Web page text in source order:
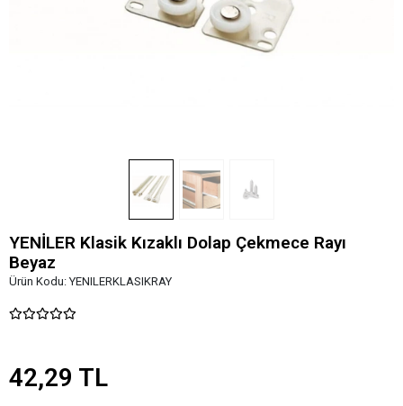
YENİLER Klasik Kızaklı Dolap Çekmece Rayı
Beyaz
Ürün Kodu:YENILERKLASIKRAY
42,29 TL